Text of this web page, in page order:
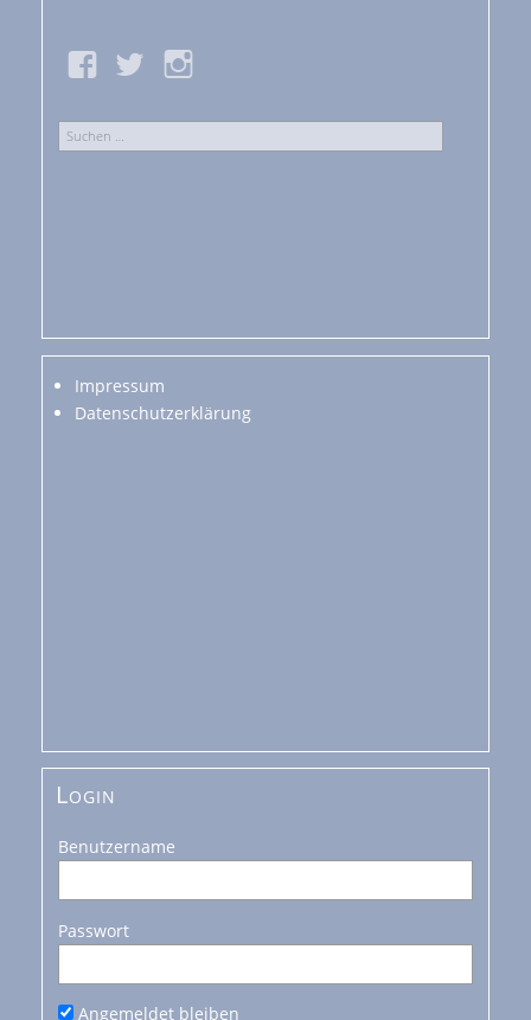
Suchen
Impressum
Datenschutzerklärung
Login
Benutzername
Passwort
Angemeldet bleiben